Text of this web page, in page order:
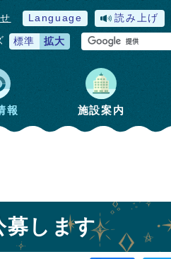
Language 読み上げ
標準 拡大
報 施設案内
募します